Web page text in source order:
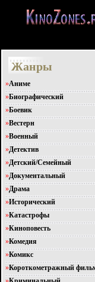
Жанры
»Аниме
»Биографический
»Боевик
»Вестерн
»Военный
»Детектив
»Детский/Семейный
»Документальный
»Драма
»Исторический
»Катастрофы
»Киноповесть
»Комедия
»Комикс
»Короткометражный